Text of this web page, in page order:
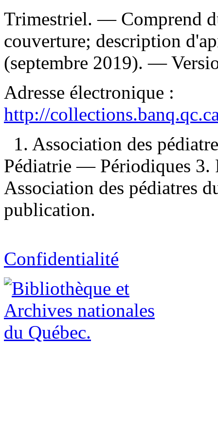
Trimestriel. — Comprend
couverture; description
(septembre 2019). —
Adresse électronique :
http://
1. Association des
Pédiatrie — Périodiques 3.
Association des pédiatres
publication.
Confidentialité